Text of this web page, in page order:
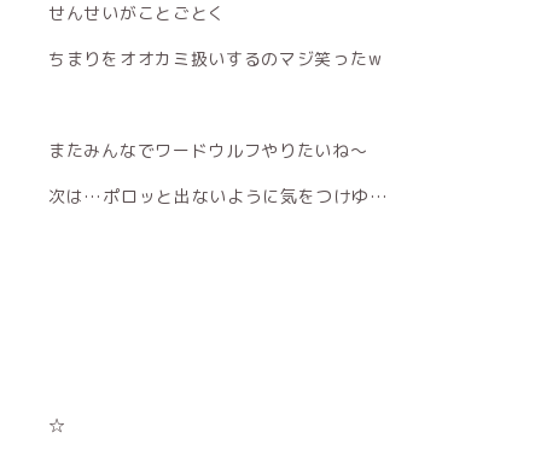
せんせいがことごとく
ちまりをオオカミ扱いするのマジ笑ったw
またみんなでワードウルフやりたいね〜
次は…ポロッと出ないように気をつけゆ…
☆